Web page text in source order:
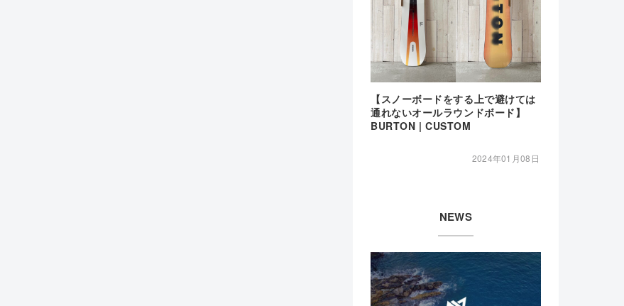
【スノーボードをする上で避けては
通れないオールラウンドボード】
BURTON | CUSTOM
2024年01月08日
NEWS